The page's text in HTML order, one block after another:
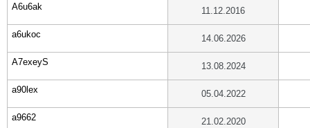
A6u6ak 11.12.2016
a6ukoc 14.06.2026
A7exeyS 13.08.2024
a90lex 05.04.2022
a9662 21.02.2020